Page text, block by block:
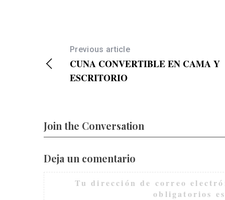
Previous article
CUNA CONVERTIBLE EN CAMA Y
ESCRITORIO
Join the Conversation
Deja un comentario
Tu dirección de correo
obligatorios